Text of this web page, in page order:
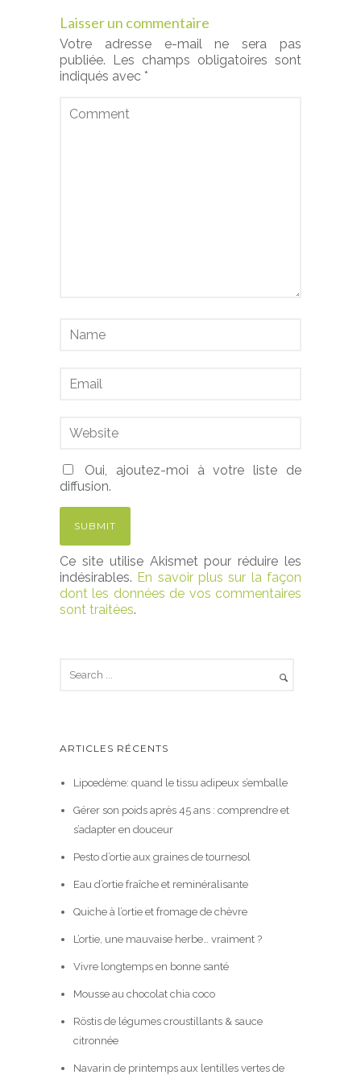
Laisser un commentaire
Votre adresse e-mail ne sera pas
publiée.
Les champs obligatoires sont
indiqués avec *
Oui, ajoutez-moi à votre liste de
diffusion.
Ce site utilise Akismet pour réduire les
indésirables. En savoir plus sur la façon
dont les données de vos commentaires
sont traitées.
ARTICLES RÉCENTS
Lipœdème: quand le tissu adipeux s’emballe
Gérer son poids après 45 ans : comprendre et
s’adapter en douceur
Pesto d’ortie aux graines de tournesol
Eau d’ortie fraîche et reminéralisante
Quiche à l’ortie et fromage de chèvre
L’ortie, une mauvaise herbe… vraiment ?
Vivre longtemps en bonne santé
Mousse au chocolat chia coco
Röstis de légumes croustillants & sauce
citronnée
Navarin de printemps aux lentilles vertes de